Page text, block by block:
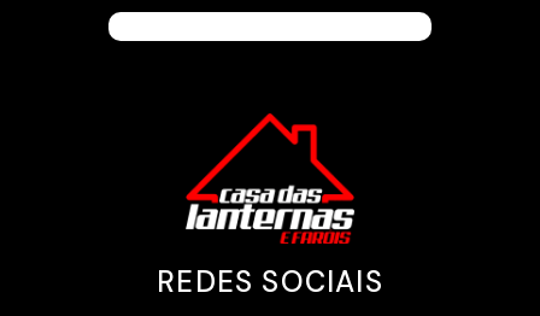
REDES SOCIAIS